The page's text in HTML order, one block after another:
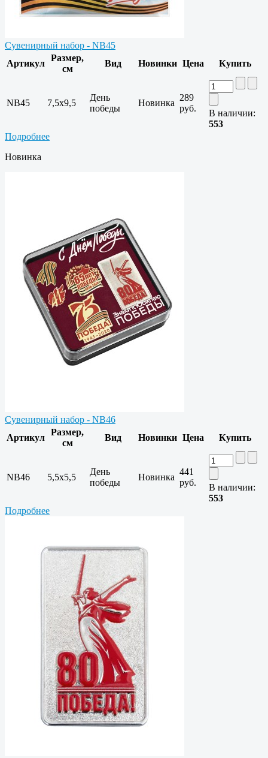
Сувенирный набор - NB45
Артикул
Размер,
см
Вид Новинки Цена Купить
NB45 7,5x9,5
День
победы
Новинка
289
руб.
В наличии:
553
Подробнее
Новинка
Сувенирный набор - NB46
Артикул
Размер,
см
Вид Новинки Цена Купить
NB46 5,5x5,5
День
победы
Новинка
441
руб.
В наличии:
553
Подробнее